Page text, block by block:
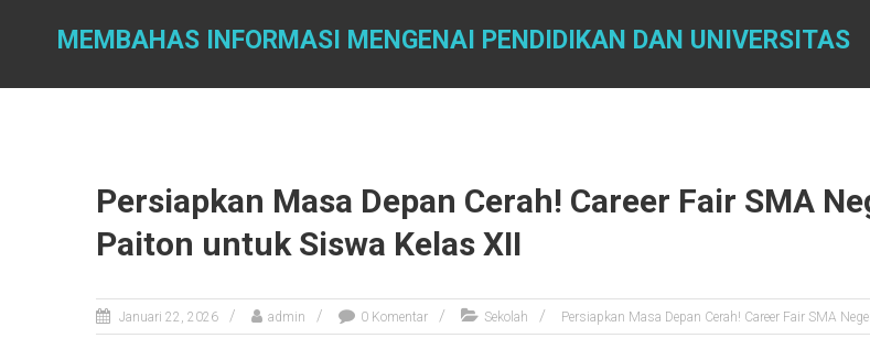
MEMBAHAS INFORMASI MENGENAI PENDIDIKAN DAN UNIVERSITAS
Persiapkan Masa Depan Cerah! Career Fair SMA
Paiton untuk Siswa Kelas XII
Januari 22, 2026 admin 0 Komentar Sekolah Persiapkan Masa Depan Cerah! Career Fair SMA